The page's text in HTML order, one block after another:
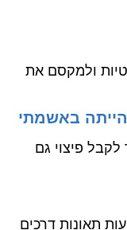
ולמקסם את
באשמתי
פיצוי גם
תאונות דרכים